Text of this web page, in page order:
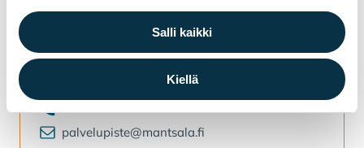
Salli kaikki
Kiellä
Palvelupiste Vinkki
palvelupiste@mantsala.fi